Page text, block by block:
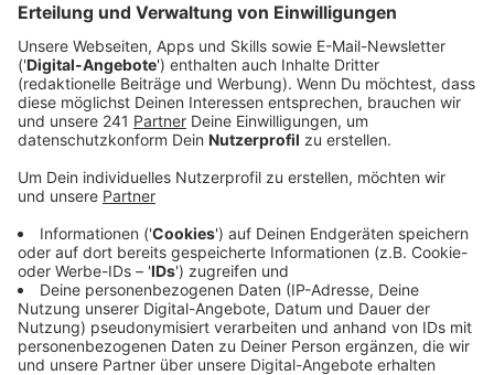
Anzeige
33 Jahre Bandgeschichte: Die Fantastischen Vier
veröffentlichen The Liechtenstein Tapes. Im Sommer
2022 gingen die Fantastischen Vier mit "Für immer 30
JAHRE LIVE" auf große Jubiläumstour durch ganz
Deutschland. Rund 250.000 Fans feierten eine große
Party mit Michi Beck, Thomas D, Smudo und
And.Ypsilon. Jetzt veröffentlicht die Band ihr neues
Projekt "The Liechtenstein Tapes" - mit 15 Studio-
Neuaufnahmen aus über 30 Jahren Bandgeschichte.
Die Vier interpretieren ihre größten Songs aus ganz